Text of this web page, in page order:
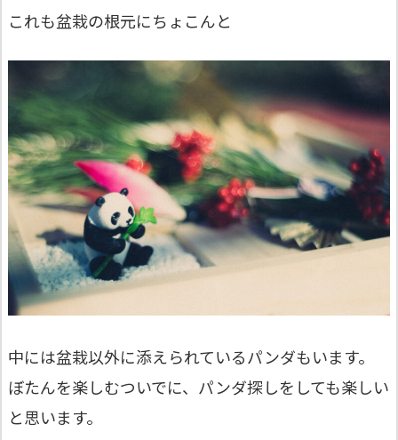
これも盆栽の根元にちょこんと
中には盆栽以外に添えられているパンダもいます。
ぼたんを楽しむついでに、パンダ探しをしても楽しい
と思います。